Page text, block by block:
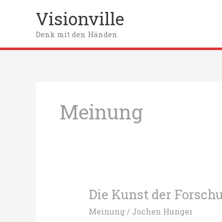
Visionville
Denk mit den Händen
Meinung
Die Kunst der
Meinung/ Jochen Hunger